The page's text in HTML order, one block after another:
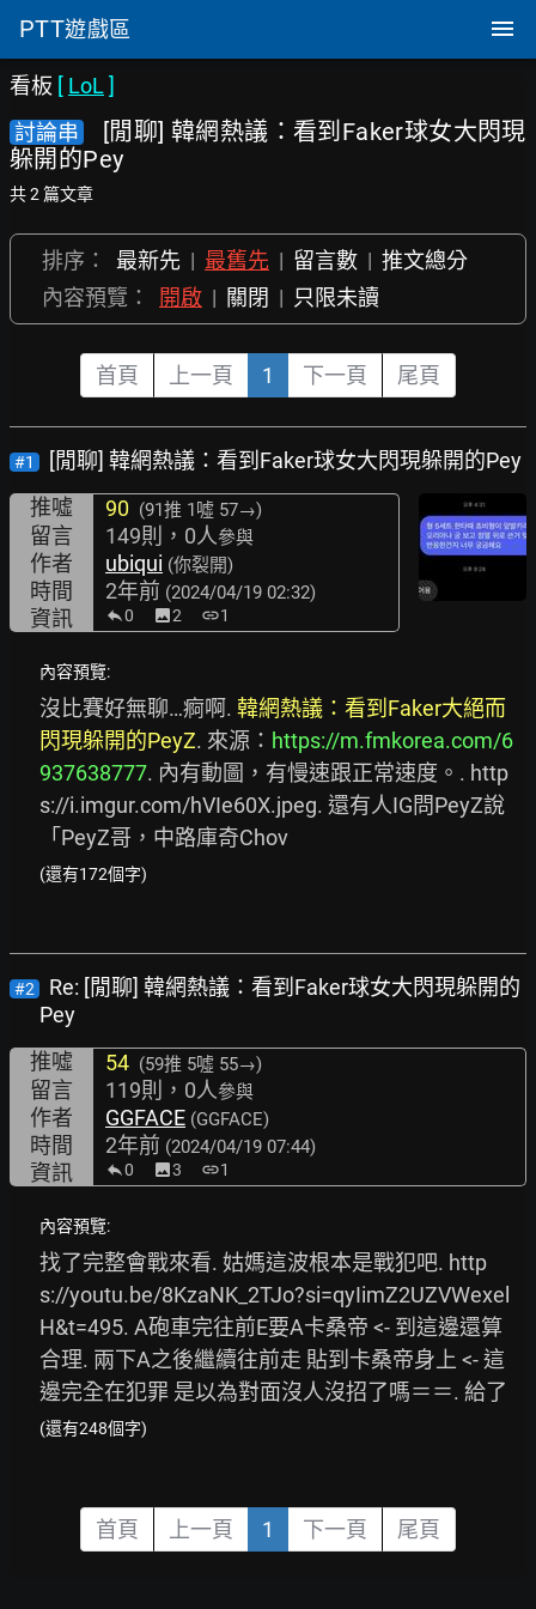
PTT遊戲區
看板 [ LoL ]
討論串
[閒聊] 韓網熱議：看到Faker球女大閃現
躲開的Pey
共 2 篇文章
排序： 最新先 | 最舊先 | 留言數 | 推文總分
內容預覽：
開啟 | 關閉 | 只限未讀
首頁 上一頁 1 下一頁 尾頁
#1
[閒聊] 韓網熱議：看到Faker球女大閃現躲開的Pey
推噓
90 (91推 1噓 57→)
留言 149則，0人參與
作者 ubiqui (你裂開)
時間 2年前 (2024/04/19 02:32)
資訊 0 image2 link1
內容預覽:
沒比賽好無聊…痾啊. 韓網熱議：看到Faker大絕而
閃現躲開的PeyZ. 來源： https://m.fmkorea.com/6
937638777. 內有動圖，有慢速跟正常速度。. http
s://i.imgur.com/hVIe60X.jpeg. 還有人IG問PeyZ說
「PeyZ哥，中路庫奇Chov
(還有172個字)
#2
Re: [閒聊] 韓網熱議：看到Faker球女大閃現躲開的
Pey
推噓
54 (59推 5噓 55→)
留言 119則，0人參與
作者 GGFACE (GGFACE)
時間 2年前 (2024/04/19 07:44)
資訊 0 image3 link1
內容預覽:
找了完整會戰來看. 姑媽這波根本是戰犯吧. http
s://youtu.be/8KzaNK_2TJo?si=qyIimZ2UZVWexel
H&t=495. A砲車完往前E要A卡桑帝 <- 到這邊還算
合理. 兩下A之後繼續往前走 貼到卡桑帝身上 <- 這
邊完全在犯罪 是以為對面沒人沒招了嗎＝＝. 給了
(還有248個字)
首頁 上一頁 1 下一頁 尾頁